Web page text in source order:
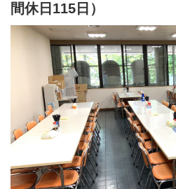
間休日115日）